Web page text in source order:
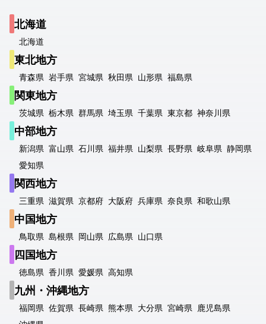
北海道
北海道
東北地方
青森県 岩手県 宮城県 秋田県 山形県 福島県
関東地方
茨城県 栃木県 群馬県 埼玉県 千葉県 東京都 神奈川県
中部地方
新潟県 富山県 石川県 福井県 山梨県 長野県 岐阜県 静岡県
愛知県
関西地方
三重県 滋賀県 京都府 大阪府 兵庫県 奈良県 和歌山県
中国地方
鳥取県 島根県 岡山県 広島県 山口県
四国地方
徳島県 香川県 愛媛県 高知県
九州・沖縄地方
福岡県 佐賀県 長崎県 熊本県 大分県 宮崎県 鹿児島県